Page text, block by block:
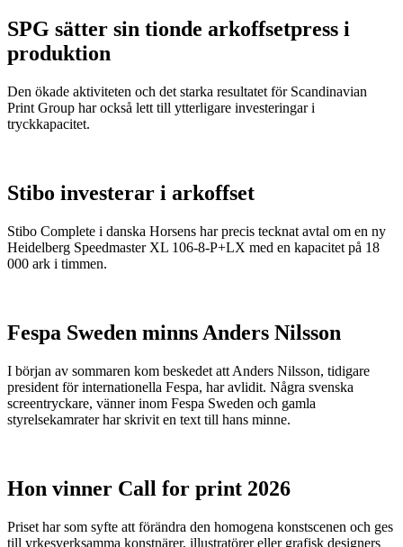
SPG sätter sin tionde arkoffsetpress i
produktion
Den ökade aktiviteten och det starka resultatet för Scandinavian
Print Group har också lett till ytterligare investeringar i
tryckkapacitet.
Stibo investerar i arkoffset
Stibo Complete i danska Horsens har precis tecknat avtal om en ny
Heidelberg Speedmaster XL 106-8-P+LX med en kapacitet på 18
000 ark i timmen.
Fespa Sweden minns Anders Nilsson
I början av sommaren kom beskedet att Anders Nilsson, tidigare
president för internationella Fespa, har avlidit. Några svenska
screentryckare, vänner inom Fespa Sweden och gamla
styrelsekamrater har skrivit en text till hans minne.
Hon vinner Call for print 2026
Priset har som syfte att förändra den homogena konstscenen och ges
till yrkesverksamma konstnärer, illustratörer eller grafisk designers